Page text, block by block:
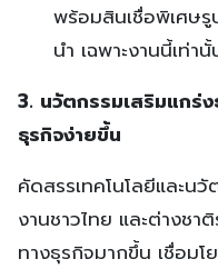
พร้อมสินเชื่อพิเศษรู
นำ เฉพาะงานนี้เท่านั้
3. นวัตกรรมเสริมแกร่
ธุรกิจง่ายขึ้น
คัดสรรเทคโนโลยีและน
งานชาวไทย และต่างชา
ทางธุรกิจมากขึ้น เชื่อม